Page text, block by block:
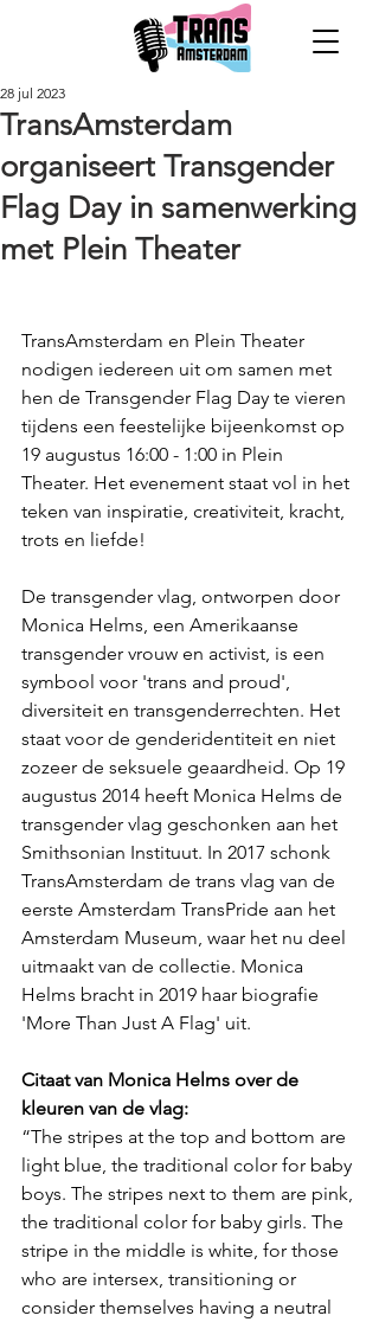
TransAmsterdam
organiseert Transgender
Flag Day in samenwerking
met Plein Theater
28 jul 2023
TransAmsterdam en Plein Theater
nodigen iedereen uit om samen met
hen de Transgender Flag Day te vieren
tijdens een feestelijke bijeenkomst op
19 augustus 16:00 - 1:00 in Plein
Theater. Het evenement staat vol in het
teken van inspiratie, creativiteit, kracht,
trots en liefde!
De transgender vlag, ontworpen door
Monica Helms, een Amerikaanse
transgender vrouw en activist, is een
symbool voor 'trans and proud',
diversiteit en transgenderrechten. Het
staat voor de genderidentiteit en niet
zozeer de seksuele geaardheid. Op 19
augustus 2014 heeft Monica Helms de
transgender vlag geschonken aan het
Smithsonian Instituut. In 2017 schonk
TransAmsterdam de trans vlag van de
eerste Amsterdam TransPride aan het
Amsterdam Museum, waar het nu deel
uitmaakt van de collectie. Monica
Helms bracht in 2019 haar biografie
'More Than Just A Flag' uit.
Citaat van Monica Helms over de
kleuren van de vlag:
“The stripes at the top and bottom are
light blue, the traditional color for baby
boys. The stripes next to them are pink,
the traditional color for baby girls. The
stripe in the middle is white, for those
who are intersex, transitioning or
consider themselves having a neutral